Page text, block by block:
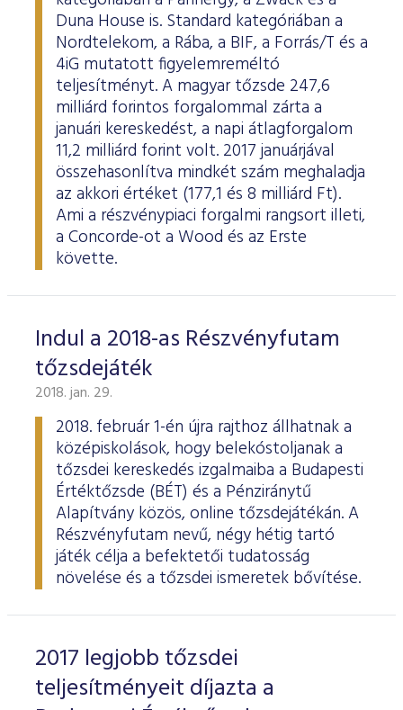
Duna House is. Standard kategóriában a
Nordtelekom, a Rába, a BIF, a Forrás/T és a
4iG mutatott figyelemreméltó
teljesítményt. A magyar tőzsde 247,6
milliárd forintos forgalommal zárta a
januári kereskedést, a napi átlagforgalom
11,2 milliárd forint volt. 2017 januárjával
összehasonlítva mindkét szám meghaladja
az akkori értéket (177,1 és 8 milliárd Ft).
Ami a részvénypiaci forgalmi rangsort illeti,
a Concorde-ot a Wood és az Erste
követte.
Indul a 2018-as Részvényfutam
tőzsdejáték
2018. jan. 29.
2018. február 1-én újra rajthoz állhatnak a
középiskolások, hogy belekóstoljanak a
tőzsdei kereskedés izgalmaiba a Budapesti
Értéktőzsde (BÉT) és a Pénziránytű
Alapítvány közös, online tőzsdejátékán. A
Részvényfutam nevű, négy hétig tartó
játék célja a befektetői tudatosság
növelése és a tőzsdei ismeretek bővítése.
2017 legjobb tőzsdei
teljesítményeit díjazta a